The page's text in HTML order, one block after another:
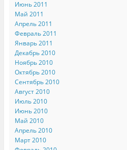
Июнь 2011
Май 2011
Апрель 2011
Февраль 2011
Январь 2011
Декабрь 2010
Ноябрь 2010
Октябрь 2010
Сентябрь 2010
Август 2010
Июль 2010
Июнь 2010
Май 2010
Апрель 2010
Март 2010